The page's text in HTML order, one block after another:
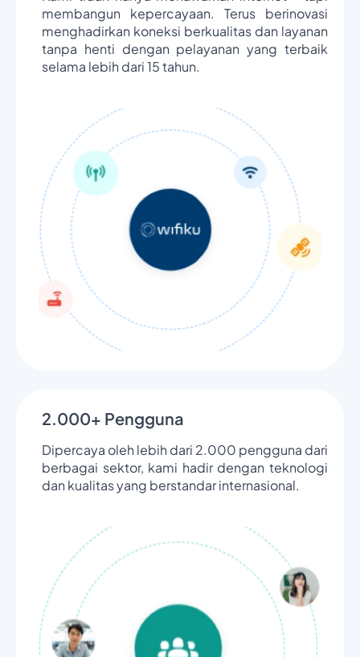
membangun kepercayaan. Terus berinovasi
menghadirkan koneksi berkualitas dan layanan
tanpa henti dengan pelayanan yang terbaik
selama lebih dari 15 tahun.
2.000+ Pengguna
Dipercaya oleh lebih dari 2.000 pengguna dari
berbagai sektor, kami hadir dengan teknologi
dan kualitas yang berstandar internasional.